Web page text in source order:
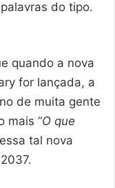
do tipo.
quando a nova
for lançada, a
de muita gente
mais “O que
tal nova